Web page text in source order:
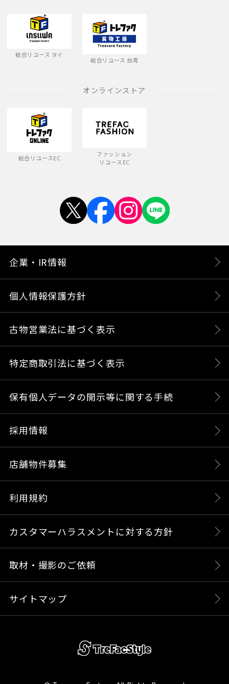
総合リユース タイ
総合リユース 台湾
オンラインストア
総合リユースEC
ファッション
リユースEC
企業・IR情報
個人情報保護方針
古物営業法に基づく表示
特定商取引法に基づく表示
保有個人データの開示等に関する手続
採用情報
店舗物件募集
利用規約
カスタマーハラスメントに対する方針
取材・撮影のご依頼
サイトマップ